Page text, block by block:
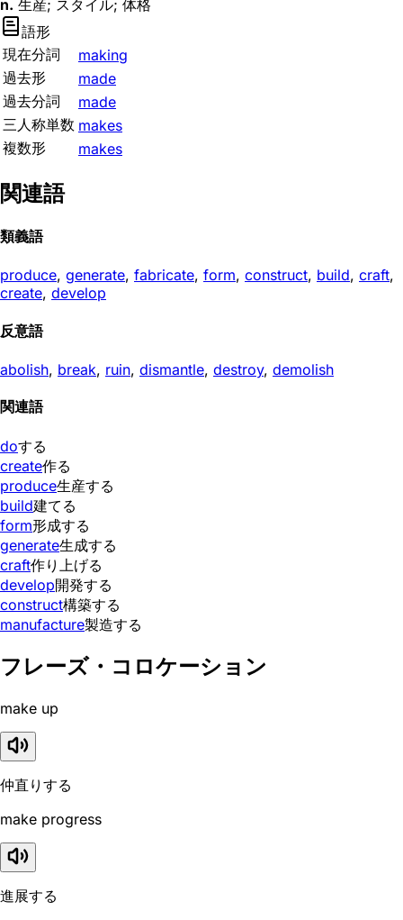
n. 生産; スタイル; 体格
語形
現在分詞
making
過去形
made
過去分詞
made
三人称単数 makes
複数形
makes
関連語
類義語
produce, generate, fabricate, form, construct, build, craft,
create, develop
反意語
abolish, break, ruin, dismantle, destroy, demolish
関連語
doする
create作る
produce生産する
build建てる
form形成する
generate生成する
craft作り上げる
develop開発する
construct構築する
manufacture製造する
フレーズ・コロケーション
make up
仲直りする
make progress
進展する